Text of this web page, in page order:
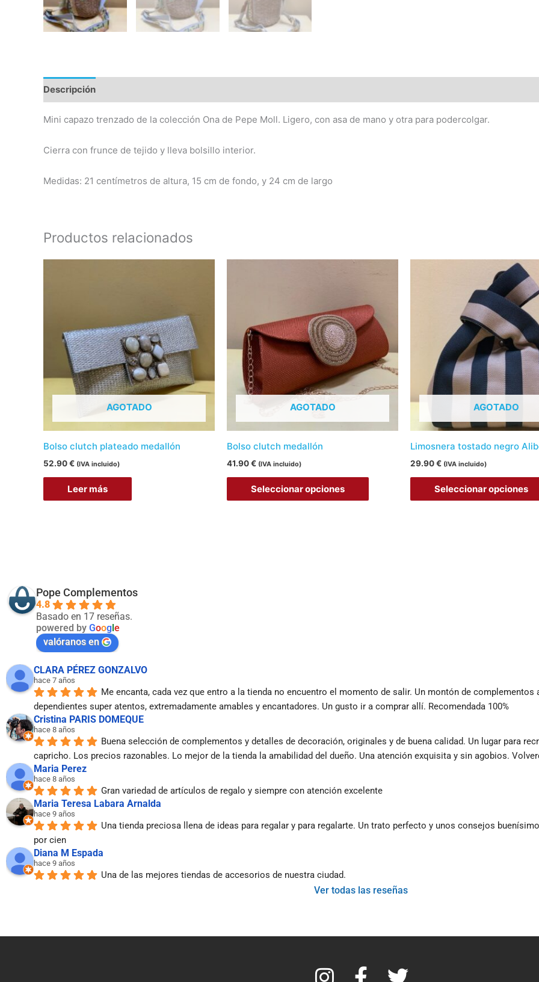
Descripción
Mini capazo trenzado de la colección Ona de Pepe Moll. Ligero, con asa de mano y otra para podercolgar.
Cierra con frunce de tejido y lleva bolsillo interior.
Medidas: 21 centímetros de altura, 15 cm de fondo, y 24 cm de largo
Productos relacionados
AGOTADO
Bolso clutch plateado medallón
52.90€ (IVA incluido)
Leer más
AGOTADO
Bolso clutch medallón
41.90€ (IVA incluido)
Seleccionar opciones
múltiples
variantes.
opciones
pueden
en
de
AGOTADO
Limosnera tostado negro
29.90€ (IVA incluido)
Seleccionar opciones
Pope Complementos
4.8
Basado en 17 reseñas.
powered by Google
valóranos en
CLARA PÉREZ GONZALVO
hace 7 años
Me encanta, cada vez que entro a la tienda no encuentro el momento de salir. Un montón de
dependientes super atentos, extremadamente amables y encantadores. Un gusto ir a comprar allí. Recomendada 100%
Cristina PARIS DOMEQUE
hace 8 años
Buena selección de complementos y detalles de decoración, originales y de buena calidad. Un lugar para
capricho. Los precios razonables. Lo mejor de la tienda la amabilidad del dueño. Una atención exquisita y sin agobios.
Maria Perez
hace 8 años
Gran variedad de artículos de regalo y siempre con atención excelente
Maria Teresa Labara Arnalda
hace 9 años
Una tienda preciosa llena de ideas para regalar y para regalarte. Un trato perfecto y unos consejos
por cien
Diana M Espada
hace 9 años
Una de las mejores tiendas de accesorios de nuestra ciudad.
Ver todas las reseñas
I F T